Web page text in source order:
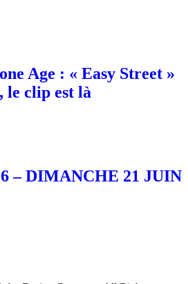
Age : « Easy Street »
le clip est là
– DIMANCHE 21 JUIN